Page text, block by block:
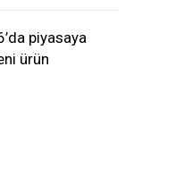
piyasaya
ürün